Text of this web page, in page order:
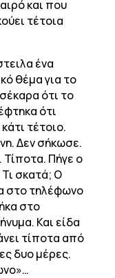
και που
τέτοια
ένα
θέμα για το
ότι το
ότι
τέτοιο.
Δεν σήκωσε.
Πήγε ο
σκατά; Ο
στο τηλέφωνο
στο
Και είδα
τίποτα από
δυο μέρες.